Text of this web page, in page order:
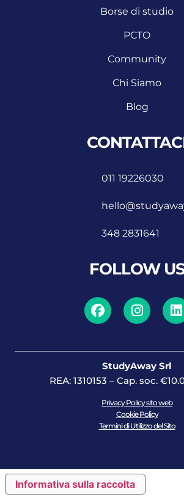
Borse di studio
PCTO
Community
Chi Siamo
Blog
011 19226030
348 2831641
FOLLOW
StudyAway Srl
REA: 1310153 – Cap. soc.
Privacy Policy sito web
Cookie Policy
Termini di Utilizzo del Sito
Informativa sulla raccolta